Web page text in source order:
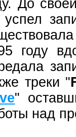
До
году
треки "
"
над